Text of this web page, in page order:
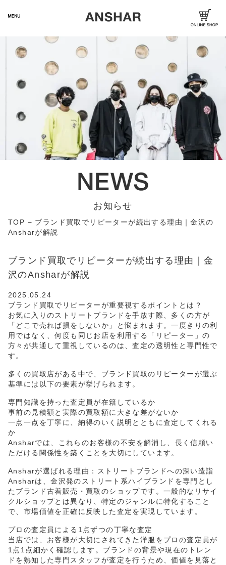
お知らせ
TOP − ブランド買取でリピーターが続出する理由｜金沢の
Ansharが解説
ブランド買取でリピーターが続出する理由｜金
沢のAnsharが解説
2025.05.24
ブランド買取でリピーターが重要視するポイントとは？
お気に入りのストリートブランドを手放す際、多くの方が
「どこで売れば損をしないか」と悩まれます。一度きりの利
用ではなく、何度も同じお店を利用する「リピーター」の
方々が共通して重視しているのは、査定の透明性と専門性で
す。
多くの買取店がある中で、ブランド買取のリピーターが選ぶ
基準には以下の要素が挙げられます。
専門知識を持った査定員が在籍しているか
事前の見積額と実際の買取額に大きな差がないか
一点一点を丁寧に、納得のいく説明とともに査定してくれる
か
Ansharでは、これらのお客様の不安を解消し、長く信頼い
ただける関係性を築くことを大切にしています。
Ansharが選ばれる理由：ストリートブランドへの深い造詣
Ansharは、金沢発のストリート系ハイブランドを専門とし
たブランド古着販売・買取のショップです。一般的なリサイ
クルショップとは異なり、特定のジャンルに特化すること
で、市場価値を正確に反映した査定を実現しています。
プロの査定員による1点ずつの丁寧な査定
当店では、お客様が大切にされてきた洋服をプロの査定員が
1点1点細かく確認します。ブランドの背景や現在のトレン
ドを熟知した専門スタッフが査定を行うため、価値を見落と